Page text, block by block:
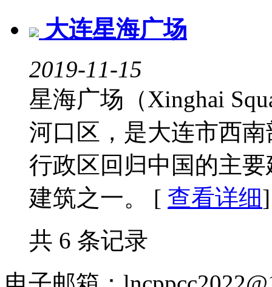
大连星海广场
2019-11-15
星海广场（Xinghai
河口区，是大连市西
行政区回归中国的主
建筑之一。 [ 查看详细]
共 6 条记录